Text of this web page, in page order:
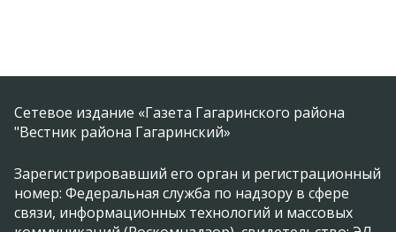
Сетевое издание «Газета Гагаринского района
"Вестник района Гагаринский»
Зарегистрировавший его орган и регистрационный
номер: Федеральная служба по надзору в сфере
связи, информационных технологий и массовых